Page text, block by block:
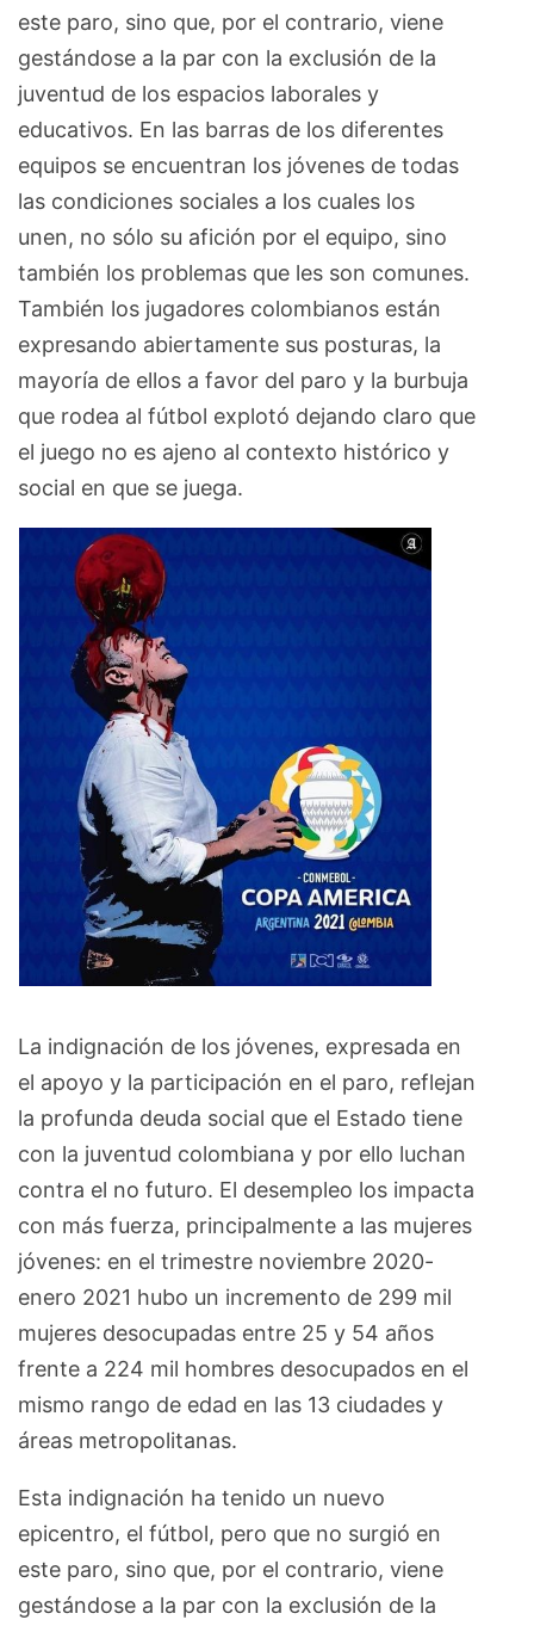
este paro, sino que, por el contrario, viene
gestándose a la par con la exclusión de la
juventud de los espacios laborales y
educativos. En las barras de los diferentes
equipos se encuentran los jóvenes de todas
las condiciones sociales a los cuales los
unen, no sólo su afición por el equipo, sino
también los problemas que les son comunes.
También los jugadores colombianos están
expresando abiertamente sus posturas, la
mayoría de ellos a favor del paro y la burbuja
que rodea al fútbol explotó dejando claro que
el juego no es ajeno al contexto histórico y
social en que se juega.
La indignación de los jóvenes, expresada en
el apoyo y la participación en el paro, reflejan
la profunda deuda social que el Estado tiene
con la juventud colombiana y por ello luchan
contra el no futuro. El desempleo los impacta
con más fuerza, principalmente a las mujeres
jóvenes: en el trimestre noviembre 2020-
enero 2021 hubo un incremento de 299 mil
mujeres desocupadas entre 25 y 54 años
frente a 224 mil hombres desocupados en el
mismo rango de edad en las 13 ciudades y
áreas metropolitanas.
Esta indignación ha tenido un nuevo
epicentro, el fútbol, pero que no surgió en
este paro, sino que, por el contrario, viene
gestándose a la par con la exclusión de la